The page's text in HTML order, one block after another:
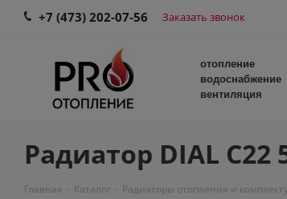
+7 (473) 202-07-56 Заказать звонок
отопление
водоснабжение
вентиляция
Радиатор DIAL С22
Главная - Каталог - Радиаторы отопления и